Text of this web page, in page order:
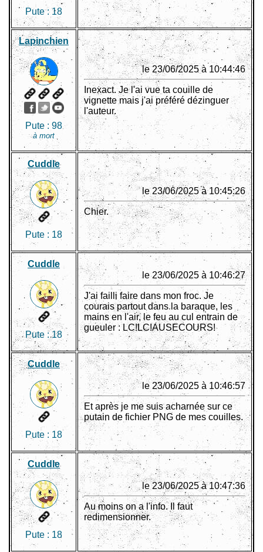
Pute : 18
Lapinchien
Pute : 98
à mort
le 23/06/2025 à 10:44:46
Inexact. Je l'ai vue ta couille de
vignette mais j'ai préféré dézinguer
l'auteur.
Cuddle
Pute : 18
le 23/06/2025 à 10:45:26
Chier.
Cuddle
Pute :18
le 23/06/2025 à 10:46:27
J'ai failli faire dans mon froc. Je
courais partout dans la baraque, les
mains en l'air, le feu au cul entrain de
gueuler : LC!LC!AUSECOURS!
Cuddle
Pute : 18
le 23/06/2025 à 10:46:57
Et après je me suis acharnée sur ce
putain de fichier PNG de mes couilles.
Cuddle
Pute : 18
le 23/06/2025 à 10:47:36
Au moins on a l'info. Il faut
redimensionner.